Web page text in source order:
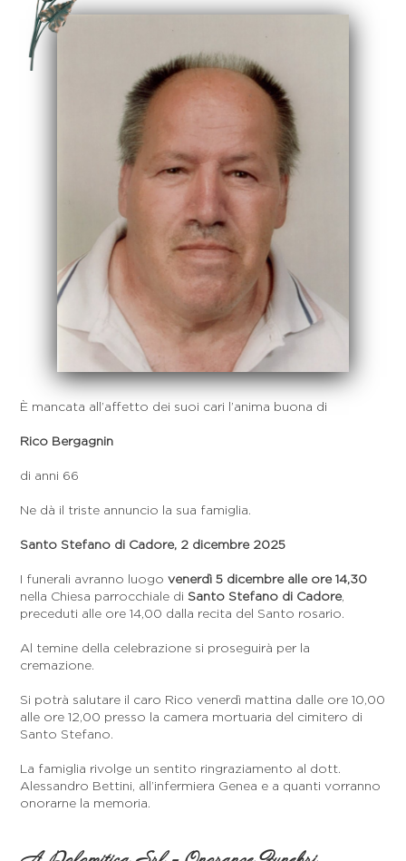
È mancata all’affetto dei suoi cari l’anima buona di
Rico Bergagnin
di anni 66
Ne dà il triste annuncio la sua famiglia.
Santo Stefano di Cadore, 2 dicembre 2025
I funerali avranno luogovenerdì 5 dicembre alle ore 14,30
nella Chiesa parrocchiale diSanto Stefano di Cadore,
preceduti alle ore 14,00 dalla recita del Santo rosario.
Al temine della celebrazione si proseguirà per la
cremazione.
Si potrà salutare il caro Rico venerdì mattina dalle ore 10,00
alle ore 12,00 presso la camera mortuaria del cimitero di
Santo Stefano.
La famiglia rivolge un sentito ringraziamento al dott.
Alessandro Bettini, all’infermiera Genea e a quanti vorranno
onorarne la memoria.